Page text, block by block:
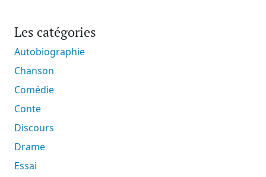
Les catégories
Autobiographie
Chanson
Comédie
Conte
Discours
Drame
Essai